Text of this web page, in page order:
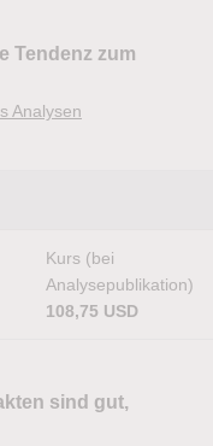
Tendenz zum
Analysen
Kurs (bei
Analysepublikation)
108,75 USD
sind gut,